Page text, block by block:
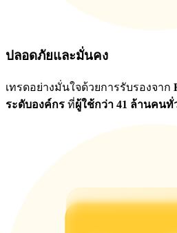
ปลอดภัยและมั่นคง
เทรดอย่างมั่นใจด้วยการรับรองจาก
ระดับองค์กร ที่ผู้ใช้กว่า 41 ล้านคนทั่